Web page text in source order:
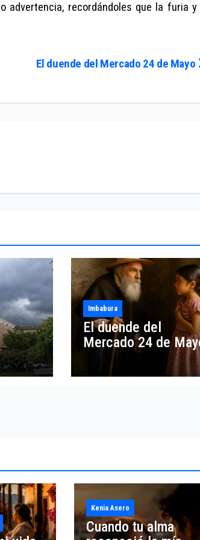
advertencia, recordándoles que la furia
El duende del Mercado 24 de Mayo
Imbabura
El duende del
Mercado 24 de
Kenia Asero
Cuando tu alma